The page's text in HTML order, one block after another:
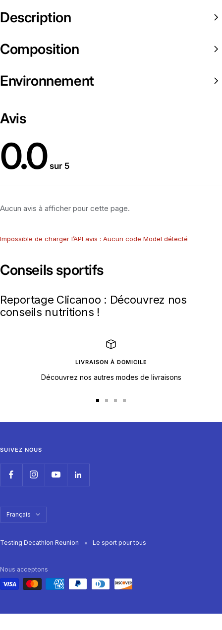
Description
Composition
Environnement
Avis
0.0 sur 5
Aucun avis à afficher pour cette page.
Impossible de charger l’API avis : Aucun code Model détecté
Conseils sportifs
Reportage Clicanoo : Découvrez nos
conseils nutritions !
LIVRAISON À DOMICILE
Découvrez nos autres modes de livraisons
SUIVEZ NOUS
Langue
Français
Testing Decathlon Reunion Le sport pour tous
Nous acceptons